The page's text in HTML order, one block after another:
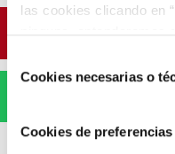
las cookies clicando en
COOKIES.
Selección
deCookies necesarias o
Cookies de